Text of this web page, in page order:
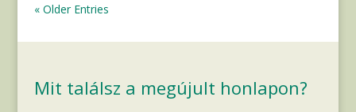
« Older Entries
Mit találsz a megújult honlapon?